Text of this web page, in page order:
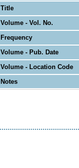
Title
Volume - Vol. No.
Frequency
Volume - Pub. Date
Volume - Location Code
Notes